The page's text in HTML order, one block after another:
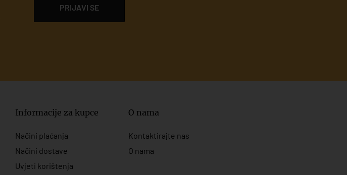
PRIJAVI SE
Informacije za kupce
Načini plaćanja
Načini dostave
Uvjeti korištenja
O nama
Kontaktirajte nas
O nama